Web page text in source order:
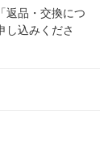
返品・交換につ
し込みくださ